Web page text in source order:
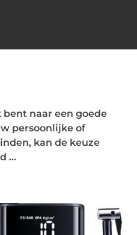
bent naar een goede
persoonlijke of
kan de keuze
...